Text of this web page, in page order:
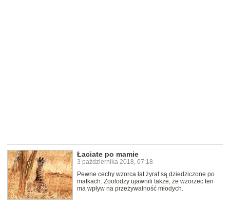
Łaciate po mamie
3 października 2018, 07:18
Pewne cechy wzorca łat żyraf są dziedziczone po
matkach. Zoolodzy ujawnili także, że wzorzec ten
ma wpływ na przeżywalność młodych.